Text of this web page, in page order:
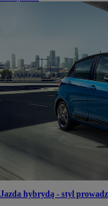
Jazda hybrydą - styl